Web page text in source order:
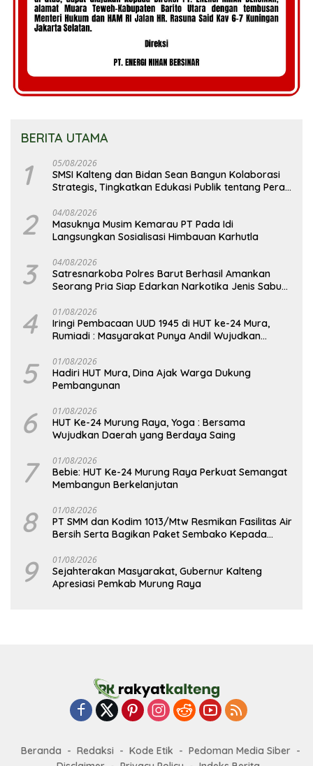
BERITA UTAMA
1 05/08/2026
SMSI Kalteng dan Bidan Sean Bangun Kolaborasi
Strategis, Tingkatkan Edukasi Publik tentang Peran
2 04/08/2026
Masuknya Musim Kemarau PT Pada Idi
Langsungkan Sosialisasi Himbauan Karhutla
3 04/08/2026
Satresnarkoba Polres Barut Berhasil Amankan
Seorang Pria Siap Edarkan Narkotika Jenis Sabu
4 01/08/2026
Iringi Pembacaan UUD 1945 di HUT ke-24 Mura,
Rumiadi : Masyarakat Punya Andil Wujudkan
5 01/08/2026
Hadiri HUT Mura, Dina Ajak Warga Dukung
Pembangunan
6 01/08/2026
HUT Ke-24 Murung Raya, Yoga : Bersama
Wujudkan Daerah yang Berdaya Saing
7 01/08/2026
Bebie: HUT Ke-24 Murung Raya Perkuat Semangat
Membangun Berkelanjutan
8 01/08/2026
PT SMM dan Kodim 1013/Mtw Resmikan Fasilitas Air
Bersih Serta Bagikan Paket Sembako Kepada
9 01/08/2026
Sejahterakan Masyarakat, Gubernur Kalteng
Apresiasi Pemkab Murung Raya
Beranda Redaksi Kode Etik
Pedoman Media Siber